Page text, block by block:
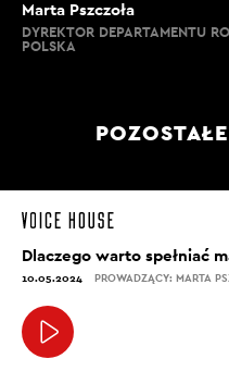
Marta Pszczoła
DYREKTOR DEPARTAMENTU
POLSKA
Dlaczego warto spełniać
10.05.2024 PROWADZĄCY: MARTA